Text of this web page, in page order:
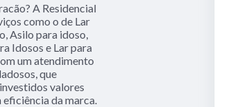
A Residencial
como o de Lar
Asilo para idoso,
Idosos e Lar para
um atendimento
que
valores
da marca.